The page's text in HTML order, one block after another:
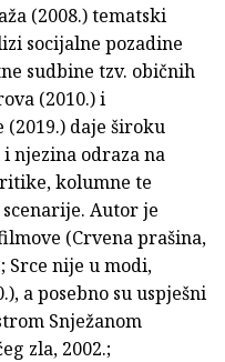
(2008.) tematski
socijalne pozadine
sudbine tzv. običnih
(2010.) i
daje široku
njezina odraza na
kolumne te
Autor je
(Crvena prašina,
Srce nije u modi,
a posebno su uspješni
Snježanom
zla, 2002.;